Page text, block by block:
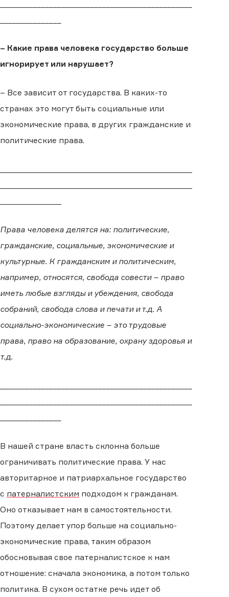
– Какие права человека государство больше
игнорирует или нарушает?
– Все зависит от государства. В каких-то
странах это могут быть социальные или
экономические права, в других гражданские и
политические права.
Права человека делятся на: политические,
гражданские, социальные, экономические и
культурные. К гражданским и политическим,
например, относятся, свобода совести – право
иметь любые взгляды и убеждения, свобода
собраний, свобода слова и печати и т.д. А
социально-экономические – это трудовые
права, право на образование, охрану здоровья и
т.д.
В нашей стране власть склонна больше
ограничивать политические права. У нас
авторитарное и патриархальное государство
с патерналистским подходом к гражданам.
Оно отказывает нам в самостоятельности.
Поэтому делает упор больше на социально-
экономические права, таким образом
обосновывая свое патерналистское к нам
отношение: сначала экономика, а потом только
политика. В сухом остатке речь идет об